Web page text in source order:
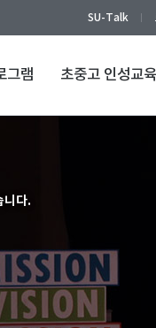
SU-Talk
그램 초중고 인성교
니다.